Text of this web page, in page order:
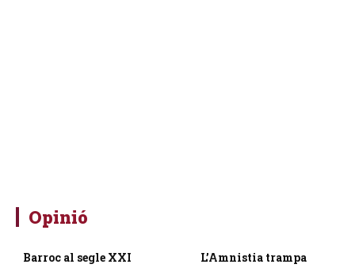
Opinió
Barroc al segle XXI L’Amnistia trampa